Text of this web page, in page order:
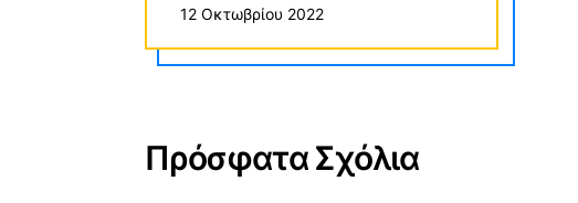
12 Οκτωβρίου 2022
Πρόσφατα Σχόλια